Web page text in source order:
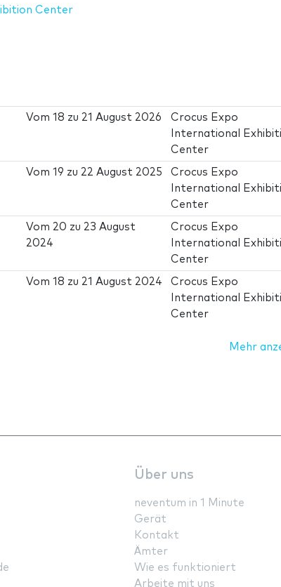
Center
Vom18 zu 21 August 2026
Crocus Expo
International
Center
Vom19 zu 22 August 2025
Crocus Expo
International
Center
Vom 20 zu 23 August
2024
Crocus Expo
International
Center
Vom18 zu 21 August 2024
Crocus Expo
International
Center
Mehr
Über uns
neventum in 1 Minute
Gerät
Kontakt
Ämter
Wie es funktioniert
Arbeite mit uns